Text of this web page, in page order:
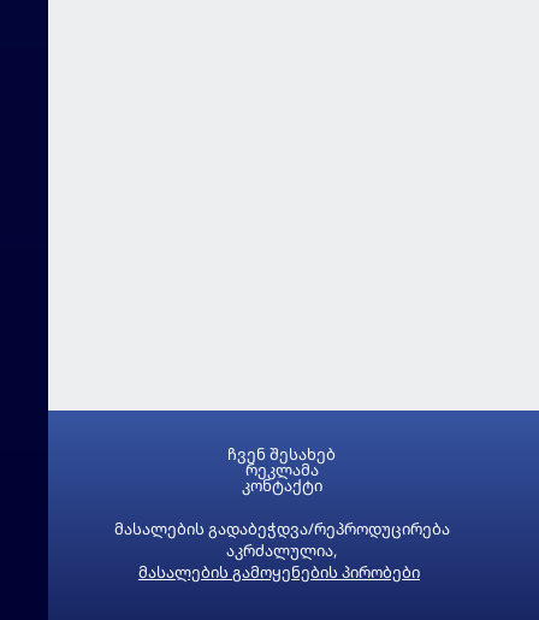
მასალების გადაბეჭდვა/რეპროდუცირება
აკრძალულია,
მასალების გამოყენების პირობები
ჩვენ შესახებ
რეკლამა
კონტაქტი